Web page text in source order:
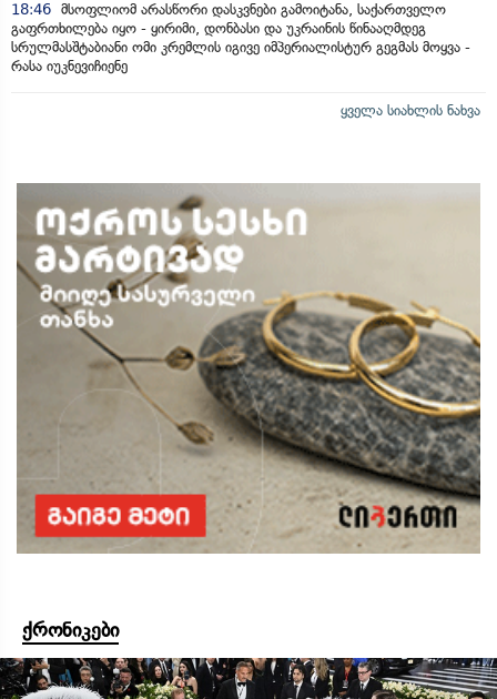
18:46 მსოფლიომ არასწორი დასკვნები გამოიტანა, საქართველო
გაფრთხილება იყო - ყირიმი, დონბასი და უკრაინის წინააღმდეგ
სრულმასშტაბიანი ომი კრემლის იგივე იმპერიალისტურ გეგმას მოყვა -
რასა იუკნევიჩიენე
ყველა სიახლის ნახვა
ქრონიკები